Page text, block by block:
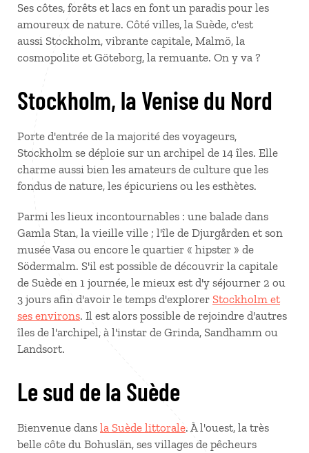
Ses côtes, forêts et lacs en font un paradis pour les
amoureux de nature. Côté villes, la Suède, c'est
aussi Stockholm, vibrante capitale, Malmö, la
cosmopolite et Göteborg, la remuante. On y va ?
Stockholm, la Venise du Nord
Porte d'entrée de la majorité des voyageurs,
Stockholm se déploie sur un archipel de 14 îles. Elle
charme aussi bien les amateurs de culture que les
fondus de nature, les épicuriens ou les esthètes.
Parmi les lieux incontournables : une balade dans
Gamla Stan, la vieille ville ; l'île de Djurgården et son
musée Vasa ou encore le quartier « hipster » de
Södermalm. S'il est possible de découvrir la capitale
de Suède en 1 journée, le mieux est d'y séjourner 2 ou
3 jours afin d'avoir le temps d'explorer Stockholm et
ses environs. Il est alors possible de rejoindre d'autres
îles de l'archipel, à l'instar de Grinda, Sandhamm ou
Landsort.
Le sud de la Suède
Bienvenue dans la Suède littorale. À l'ouest, la très
belle côte du Bohuslän, ses villages de pêcheurs